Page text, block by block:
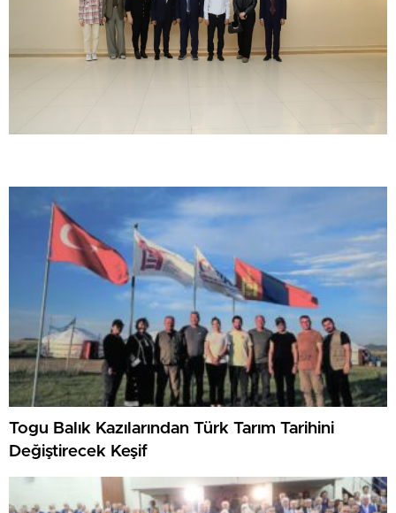
Togu Balık Kazılarından Türk Tarım Tarihini
Değiştirecek Keşif